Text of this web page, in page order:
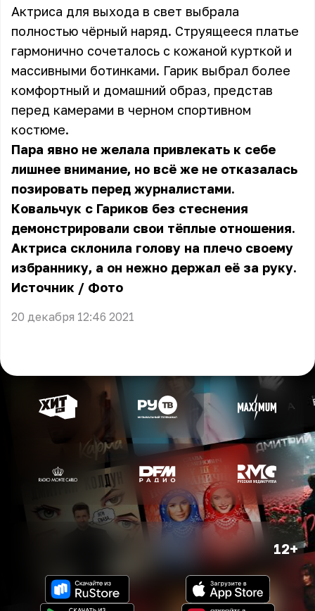
Актриса для выхода в свет выбрала
полностью чёрный наряд. Струящееся платье
гармонично сочеталось с кожаной курткой и
массивными ботинками. Гарик выбрал более
комфортный и домашний образ, представ
перед камерами в черном спортивном
костюме.
Пара явно не желала привлекать к себе
лишнее внимание, но всё же не отказалась
позировать перед журналистами.
Ковальчук с Гариков без стеснения
демонстрировали свои тёплые отношения.
Актриса склонила голову на плечо своему
избраннику, а он нежно держал её за руку.
Источник / Фото
20 декабря 12:46 2021
12+